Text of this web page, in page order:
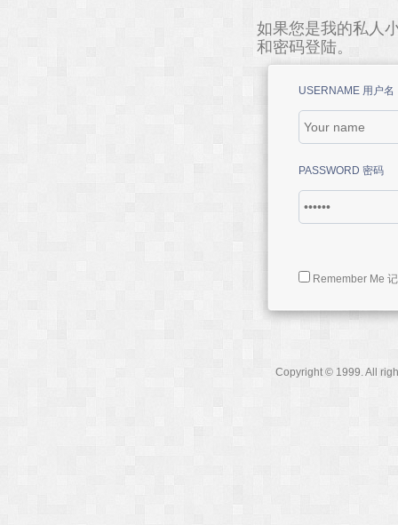
如果您是我的私人
和密码登陆。
USERNAME 用户名
PASSWORD 密码
Remember Me
Copyright © 1999. All